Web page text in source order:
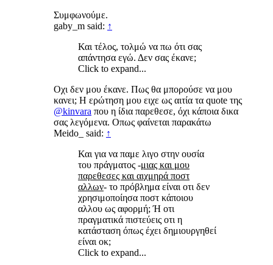
Συμφωνούμε.
gaby_m said: ↑
Και τέλος, τολμώ να πω ότι σας
απάντησα εγώ. Δεν σας έκανε;
Click to expand...
Οχι δεν μου έκανε. Πως θα μπορούσε να μου
κανει; Η ερώτηση μου ειχε ως αιτία τα quote της
@kinvara που η ίδια παρεθεσε, όχι κάποια δικα
σας λεγόμενα. Οπως φαίνεται παρακάτω
Meido_ said: ↑
Και για να παμε λιγο στην ουσία
του πράγματος -μιας και μου
παρεθεσες και αιχμηρά ποστ
αλλων- το πρόβλημα είναι οτι δεν
χρησιμοποίησα ποστ κάποιου
αλλου ως αφορμή; Ή οτι
πραγματικά πιστεύεις οτι η
κατάσταση όπως έχει δημιουργηθεί
είναι οκ;
Click to expand...